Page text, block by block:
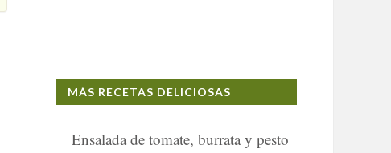
MÁS RECETAS DELICIOSAS
Ensalada de tomate, burrata y pesto